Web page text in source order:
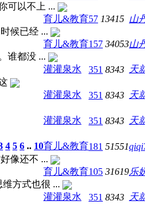
可以不上 ...
育儿&教育57 13415 山
候已经 ...
育儿&教育157 34053山
谁都没 ...
灌灌泉水 351 8343 天
灌灌泉水 351 8343 天
灌灌泉水 351 8343 天
4 5 6 .. 10育儿&教育181 51551
像还不 ...
育儿&教育105 31619乐
方式也很 ...
灌灌泉水 351 8343 天